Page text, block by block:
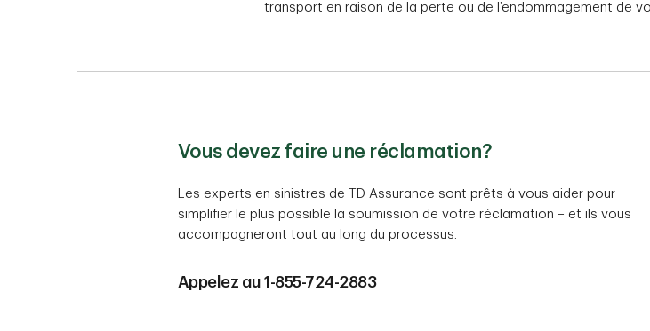
transport en raison de la perte ou de l’endommagement de
Vous devez faire une réclamation?
Les experts en sinistres de TD Assurance sont prêts à vous aider pour
simplifier le plus possible la soumission de votre réclamation – et ils vous
accompagneront tout au long du processus.
Appelez au 1-855-724-2883